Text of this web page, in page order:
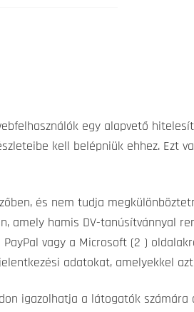
egy alapvető
kell belépniük ehhez. Ezt
és nem tudja
amely hamis DV-tanúsítvánnyal
vagy a Microsoft (2 )
adatokat, amelyekkel
igazolhatja a látogatók számára